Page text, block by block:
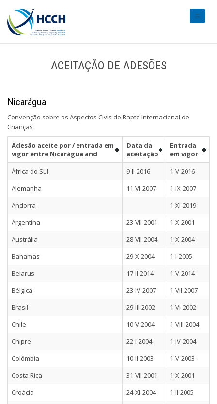
ACEITAÇÃO DE ADESÕES
Nicarágua
Convenção sobre os Aspectos Civis do Rapto Internacional de
Crianças
Adesão aceite por / entrada em
vigor entre Nicarágua and
Data da
aceitação
Entrada
em vigor
África do Sul
9-II-2016
1-V-2016
Alemanha
11-VI-2007
1-IX-2007
Andorra
1-XI-2019
Argentina
23-VII-2001
1-X-2001
Austrália
28-VII-2004
1-X-2004
Bahamas
29-X-2004
1-I-2005
Belarus
17-II-2014
1-V-2014
Bélgica
23-IV-2007
1-VII-2007
Brasil
29-III-2002
1-VI-2002
Chile
10-V-2004
1-VIII-2004
Chipre
22-I-2004
1-IV-2004
Colômbia
10-II-2003
1-V-2003
Costa Rica
31-VII-2001
1-X-2001
Croácia
24-XI-2004
1-II-2005